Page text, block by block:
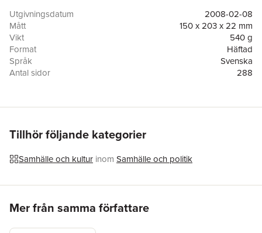
blandning av människor, där kön, etnicitet, klasstillhörighet och
utbildningsnivå varierar. Grupperna ställs inför olika problem
och möjligheter beroende på sin sammansättning, men
samtidigt har de liknande tankar kring omsorgsarbetets villkor. I
boken diskuteras dessa skillnader och likheter med särskilt
fokus på yrkesval, jämställdhet, integration, gruppens inbördes
Utgivningsdatum
2008-02-08
Mått
150 x 203 x 22 mm
Vikt
540 g
Format
Häftad
Språk
Svenska
Antal sidor
288
Tillhör följande kategorier
Samhälle och kultur inom Samhälle och politik
Mer från samma författare